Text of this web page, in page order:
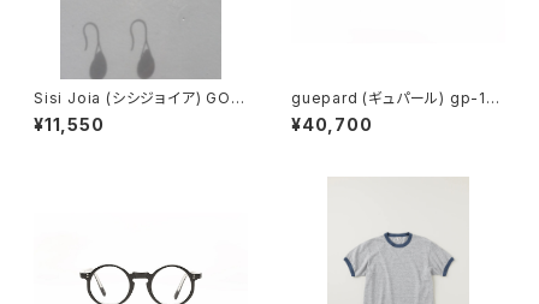
Sisi Joia (シシジョイア) GOT
A Mini earrings (Opaline w
hite)
¥11,550
guepard (ギュパール) gp-11
ecaille (clear lens) メガネ
¥40,700